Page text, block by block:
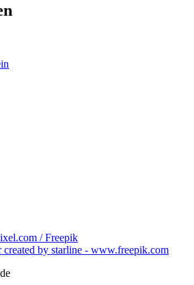
/ Freepik
created by starline - www.freepik.com